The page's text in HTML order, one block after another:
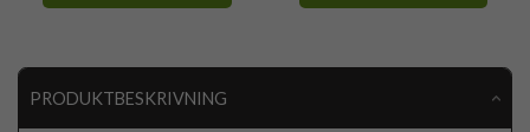
PRODUKTBESKRIVNING